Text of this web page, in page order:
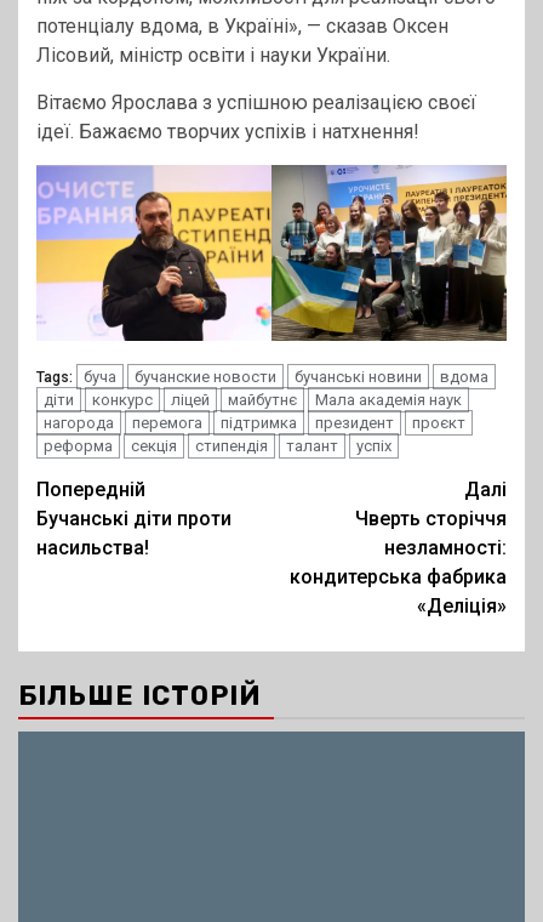
потенціалу вдома, в Україні», — сказав Оксен
Лісовий, міністр освіти і науки України.
Вітаємо Ярослава з успішною реалізацією своєї
ідеї. Бажаємо творчих успіхів і натхнення!
Tags: буча бучанские новости бучанські новини
вдома
діти
конкурс ліцей майбутнє
Мала академія наук
нагорода
перемога підтримка президент
проєкт
реформа
секція стипендія талант успіх
Post
navigation
Попередній
Бучанські діти проти
насильства!
Далі
Чверть сторіччя
незламності:
кондитерська фабрика
«Деліція»
БІЛЬШЕ ІСТОРІЙ